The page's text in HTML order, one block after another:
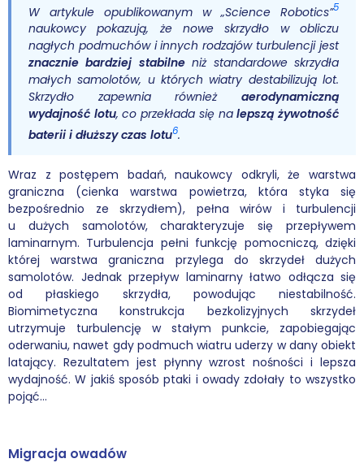
W artykule opublikowanym w „Science Robotics”5
naukowcy pokazują, że nowe skrzydło w obliczu
nagłych podmuchów i innych rodzajów turbulencji jest
znacznie bardziej stabilneniż standardowe skrzydła
małych samolotów, u których wiatry destabilizują lot.
Skrzydło zapewnia również aerodynamiczną
wydajność lotu, co przekłada się nalepszą żywotność
baterii i dłuższy czas lotu6.
Wraz z postępem badań, naukowcy odkryli, że warstwa
graniczna (cienka warstwa powietrza, która styka się
bezpośrednio ze skrzydłem), pełna wirów i turbulencji
u dużych samolotów, charakteryzuje się przepływem
laminarnym. Turbulencja pełni funkcję pomocniczą, dzięki
której warstwa graniczna przylega do skrzydeł dużych
samolotów. Jednak przepływ laminarny łatwo odłącza się
od płaskiego skrzydła, powodując niestabilność.
Biomimetyczna konstrukcja bezkolizyjnych skrzydeł
utrzymuje turbulencję w stałym punkcie, zapobiegając
oderwaniu, nawet gdy podmuch wiatru uderzy w dany obiekt
latający. Rezultatem jest płynny wzrost nośności i lepsza
wydajność. W jakiś sposób ptaki i owady zdołały to wszystko
pojąć…
Migracja owadów